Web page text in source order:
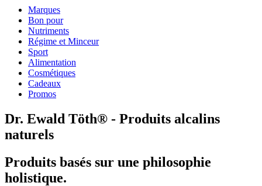
Marques
Bon pour
Nutriments
Régime et Minceur
Sport
Alimentation
Cosmétiques
Cadeaux
Promos
Dr. Ewald Töth® - Produits alcalins
naturels
Produits basés sur une philosophie
holistique.